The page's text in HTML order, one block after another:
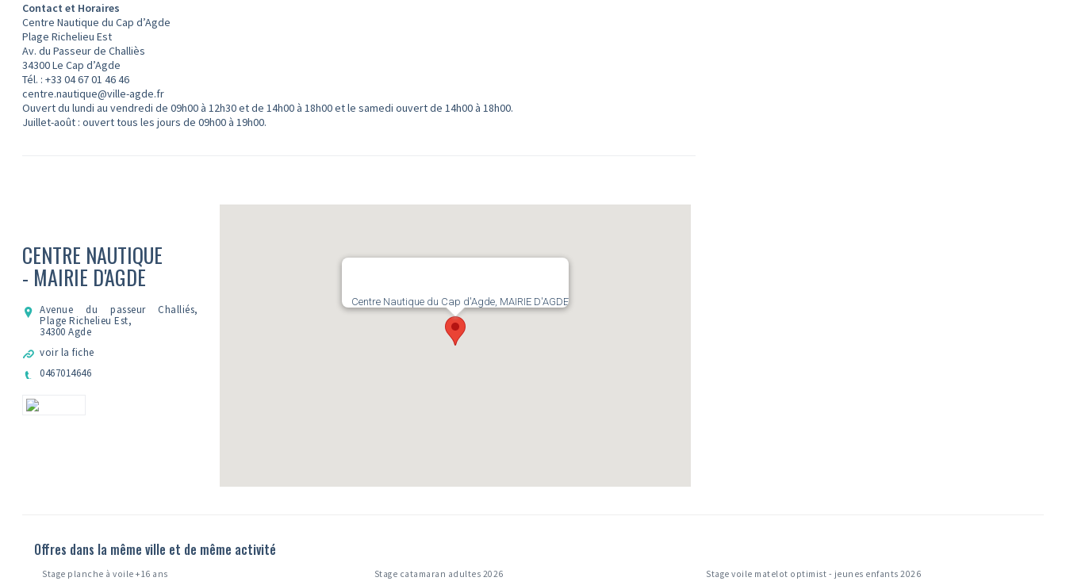
Contact et Horaires
Centre Nautique du Cap d’Agde
Plage Richelieu Est
Av. du Passeur de Challiès
34300 Le Cap d’Agde
Tél. : +33 04 67 01 46 46
centre.nautique@ville-agde.fr
Ouvert du lundi au vendredi de 09h00 à 12h30 et de 14h00 à 18h00 et le samedi ouvert de 14h00 à 18h00.
Juillet-août : ouvert tous les jours de 09h00 à 19h00.
CENTRE NAUTIQUE
- MAIRIE D'AGDE
Avenue du passeur Challiés,
Plage Richelieu Est,
34300 Agde
voir la fiche
0467014646
Centre Nautique du Cap d'Agde, MAIRIE D'AGDE
Offres dans la même ville et de même activité
Stage planche à voile +16 ans Stage catamaran adultes 2026
Stage voile matelot optimist - jeunes enfants 2026